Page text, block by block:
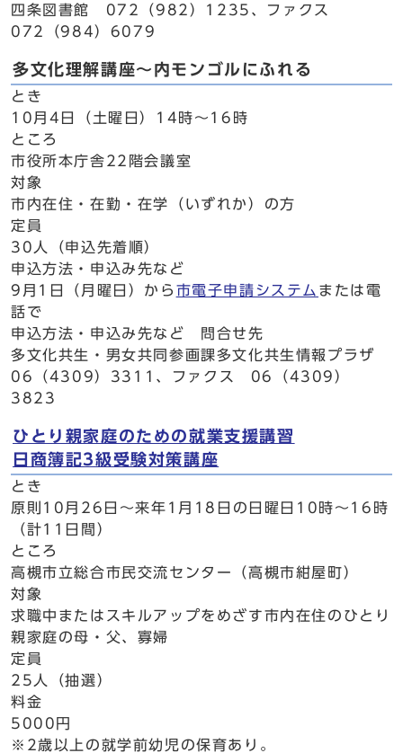
四条図書館 072（982）1235、ファクス
072（984）6079
多文化理解講座～内モンゴルにふれる
とき
10月4日（土曜日）14時～16時
ところ
市役所本庁舎22階会議室
対象
市内在住・在勤・在学（いずれか）の方
定員
30人（申込先着順）
申込方法・申込み先など
9月1日（月曜日）から 市電子申請システム または電
話で
申込方法・申込み先など 問合せ先
多文化共生・男女共同参画課多文化共生情報プラザ
06（4309）3311、ファクス 06（4309）
3823
ひとり親家庭のための就業支援講習
日商簿記3級受験対策講座
とき
原則10月26日～来年1月18日の日曜日10時～16時
（計11日間）
ところ
高槻市立総合市民交流センター（高槻市紺屋町）
対象
求職中またはスキルアップをめざす市内在住のひとり
親家庭の母・父、寡婦
定員
25人（抽選）
料金
5000円
※2歳以上の就学前幼児の保育あり。